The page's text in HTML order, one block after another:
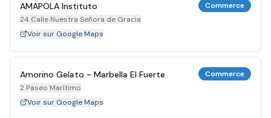
AMAPOLA Instituto
24 Calle Nuestra Señora de Gracia
Commerce
Voir sur Google Maps
Amorino Gelato - Marbella El Fuerte
2 Paseo Marítimo
Commerce
Voir sur Google Maps